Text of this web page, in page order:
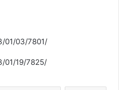
01/03/7801/
01/19/7825/